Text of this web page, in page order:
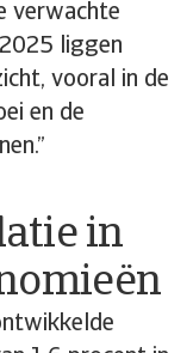
verwachte
liggen
vooral in de
en de
in